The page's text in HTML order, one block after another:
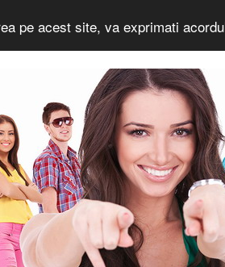
pe acest site, va exprimati